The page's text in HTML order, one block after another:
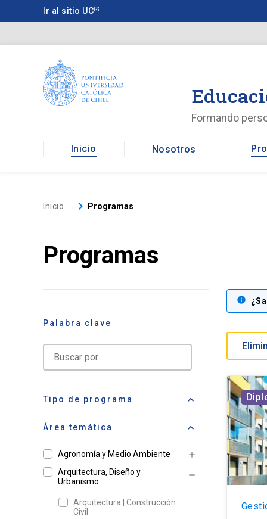
a
Ir al sitio UC
Formando
Inicio Nosotros
Inicio keyboard_arrow_right Programas
Programas
Palabra clave
Tipo de programa keyboard_arrow_up
Área temática keyboard_arrow_up
Agronomía y Medio Ambiente
add
Arquitectura, Diseño y
Urbanismo
remove
Arquitectura | Construcción
Civil
info